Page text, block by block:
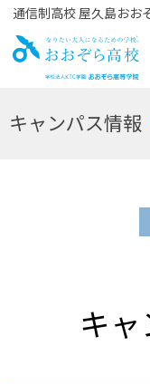
通信制高校 屋久島おお
お
キャンパス情報
キ